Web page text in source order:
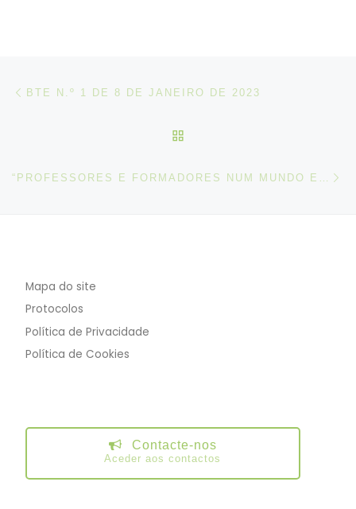
Post navigation
BTE N.º 1 DE 8 DE JANEIRO DE 2023
Mapa do site
Protocolos
Política de Privacidade
Política de Cookies
Contacte-nos
Aceder aos contactos